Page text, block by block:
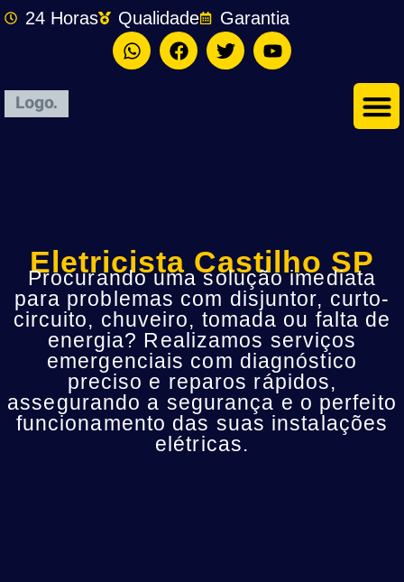
24 Horas Qualidade Garantia
Eletricista Castilho SP
Procurando uma solução imediata
para problemas com disjuntor, curto-
circuito, chuveiro, tomada ou falta de
energia? Realizamos serviços
emergenciais com diagnóstico
preciso e reparos rápidos,
assegurando a segurança e o perfeito
funcionamento das suas instalações
elétricas.